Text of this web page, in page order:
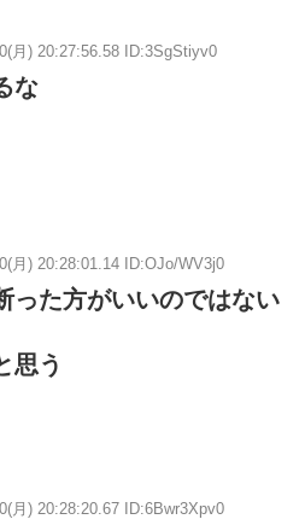
月) 20:27:56.58 ID:3SgStiyv0
な
月) 20:28:01.14 ID:OJo/WV3j0
った方がいいのではない
思う
月) 20:28:20.67 ID:6Bwr3Xpv0